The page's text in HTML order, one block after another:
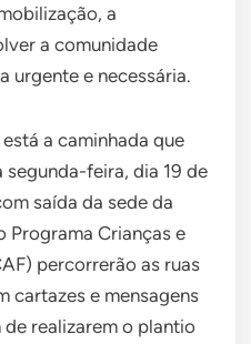
a
a comunidade
urgente e necessária.
a caminhada que
segunda-feira, dia 19 de
saída da sede da
Programa Crianças e
percorrerão as ruas
cartazes e mensagens
realizarem o plantio